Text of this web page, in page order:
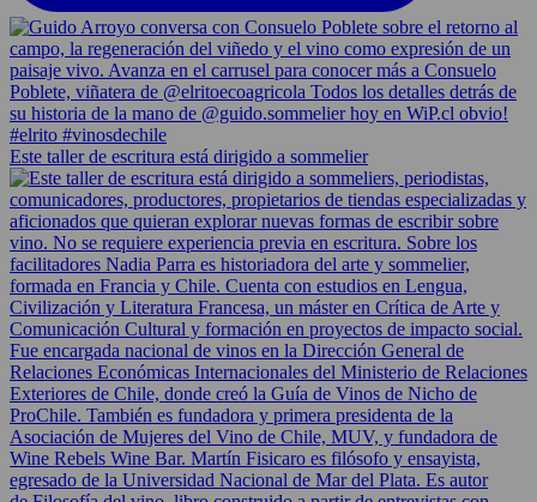
Este taller de escritura está dirigido a sommelier